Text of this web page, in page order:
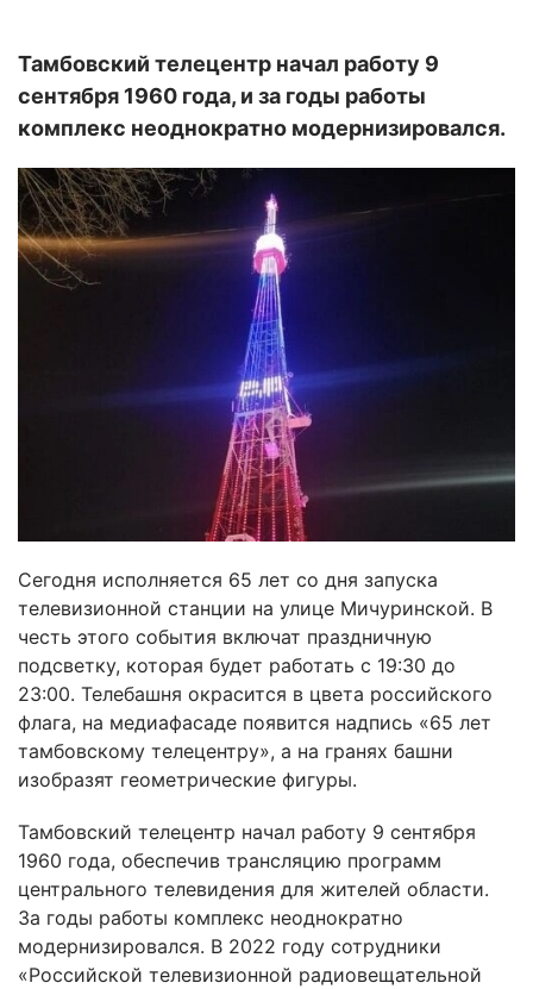
Тамбовский телецентр начал работу 9
сентября 1960 года, и за годы работы
комплекс неоднократно модернизировался.
Сегодня исполняется 65 лет со дня запуска
телевизионной станции на улице Мичуринской. В
честь этого события включат праздничную
подсветку, которая будет работать с 19:30 до
23:00. Телебашня окрасится в цвета российского
флага, на медиафасаде появится надпись «65 лет
тамбовскому телецентру», а на гранях башни
изобразят геометрические фигуры.
Тамбовский телецентр начал работу 9 сентября
1960 года, обеспечив трансляцию программ
центрального телевидения для жителей области.
За годы работы комплекс неоднократно
модернизировался. В 2022 году сотрудники
«Российской телевизионной радиовещательной